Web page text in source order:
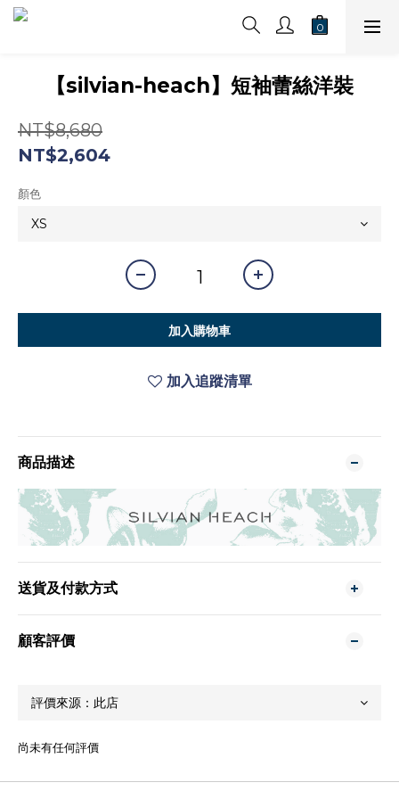
【silvian-heach】短袖蕾絲洋裝
NT$8,680
NT$2,604
顏色
加入購物車
加入追蹤清單
商品描述
送貨及付款方式
顧客評價
尚未有任何評價